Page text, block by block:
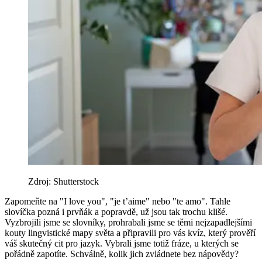
Zdroj: Shutterstock
Zapomeňte na "I love you", "je t’aime" nebo "te amo". Tahle
slovíčka pozná i prvňák a popravdě, už jsou tak trochu klišé.
Vyzbrojili jsme se slovníky, prohrabali jsme se těmi nejzapadlejšími
kouty lingvistické mapy světa a připravili pro vás kvíz, který prověří
váš skutečný cit pro jazyk. Vybrali jsme totiž fráze, u kterých se
pořádně zapotíte. Schválně, kolik jich zvládnete bez nápovědy?